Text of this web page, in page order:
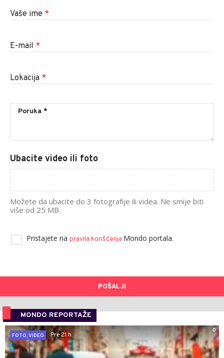
Vaše ime *
E-mail *
Lokacija *
Ubacite video ili foto
Možete da ubacite do 3 fotografije ili videa. Ne smije biti
više od 25 MB.
Pristajete na pravila korišćenja Mondo portala.
POŠALJI
MONDO REPORTAŽE
0
FOTO, VIDEO
Pre 21 h